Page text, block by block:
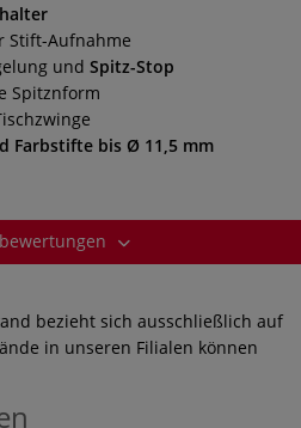
Stift-Aufnahme
und Spitz-Stop
Spitznform
Farbstifte bis Ø 11,5 mm
bezieht sich ausschließlich auf
in unseren Filialen können